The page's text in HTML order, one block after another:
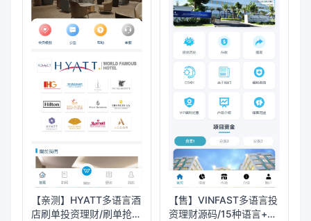
【亲测】HYATT多语言酒
店刷单投资理财/刷单抢单
【售】VINFAST多语言投
资理财源码/15种语言+团